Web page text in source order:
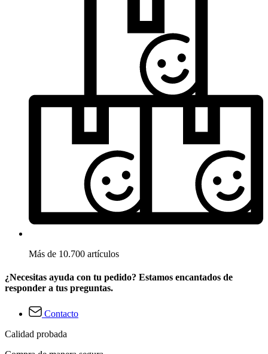
Más de 10.700 artículos
¿Necesitas ayuda con tu pedido? Estamos encantados de
responder a tus preguntas.
Contacto
Calidad probada